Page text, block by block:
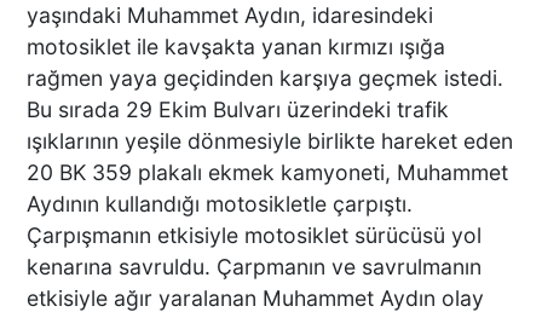
DENİZLİ’DEN TATİLE GİDEN
GRUBUN GÖZÜ ÖNÜNDE
TEKNE ÇALIŞANLARI
BİRBİRİNE GİRDİ!
ÜNLÜ YÖNETMEN EZEL
AKAY’A ŞOK OPERASYON!
KARDEŞİYLE GÖZALTINA
ALINDI
yaşındaki Muhammet Aydın, idaresindeki
motosiklet ile kavşakta yanan kırmızı ışığa
rağmen yaya geçidinden karşıya geçmek istedi.
Bu sırada 29 Ekim Bulvarı üzerindeki trafik
ışıklarının yeşile dönmesiyle birlikte hareket eden
20 BK 359 plakalı ekmek kamyoneti, Muhammet
Aydının kullandığı motosikletle çarpıştı.
Çarpışmanın etkisiyle motosiklet sürücüsü yol
kenarına savruldu. Çarpmanın ve savrulmanın
etkisiyle ağır yaralanan Muhammet Aydın olay